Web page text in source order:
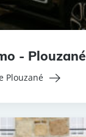
- Plouzané
Plouzané